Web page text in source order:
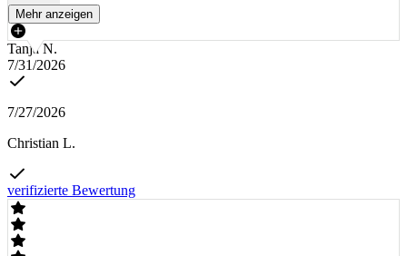
Mehr anzeigen
Tanja N.
7/31/2026
7/27/2026
Christian L.
verifizierte Bewertung